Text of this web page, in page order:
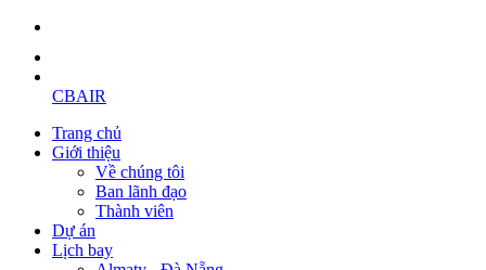
CBAIR
Trang chủ
Giới thiệu
Về chúng tôi
Ban lãnh đạo
Thành viên
Dự án
Lịch bay